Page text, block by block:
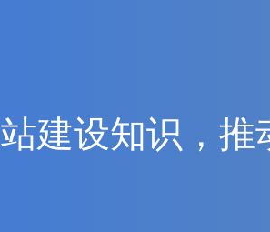
站建设知识 ， 推